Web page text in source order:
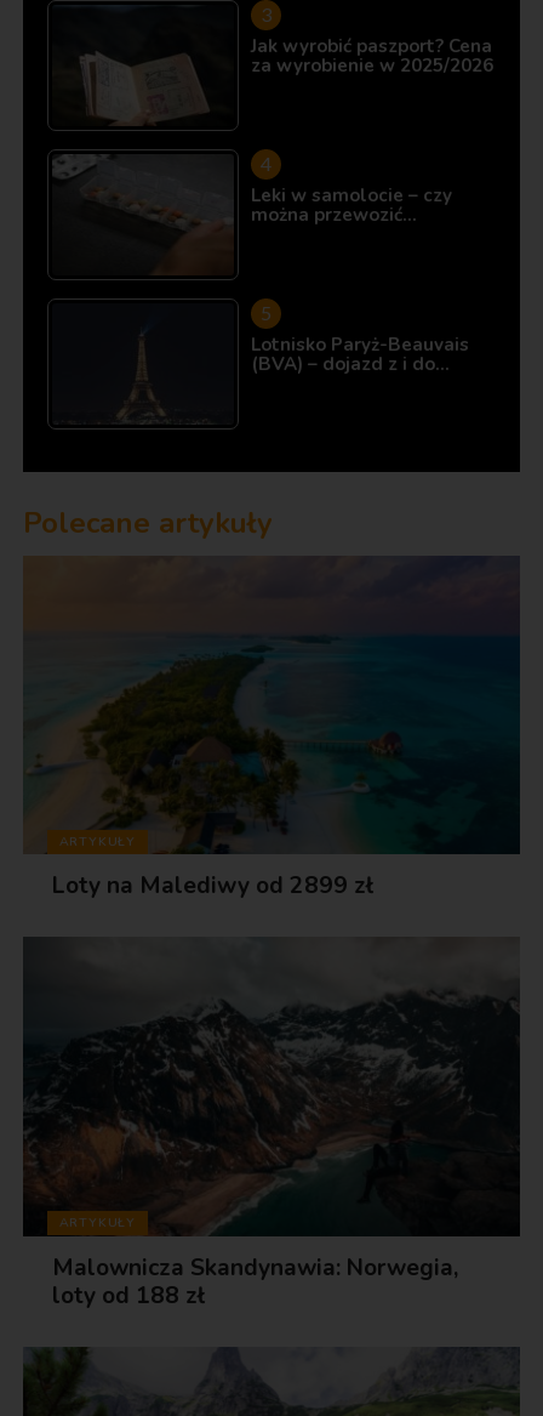
Jak wyrobić paszport? Cena
za wyrobienie w 2025/2026
Leki w samolocie – czy
można przewozić…
Lotnisko Paryż-Beauvais
(BVA) – dojazd z i do…
Polecane artykuły
ARTYKUŁY
Loty na Malediwy od 2899 zł
ARTYKUŁY
Malownicza Skandynawia: Norwegia,
loty od 188 zł